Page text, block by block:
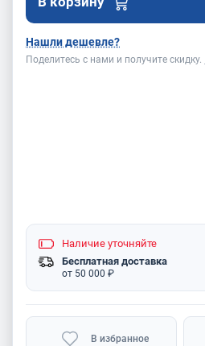
Нашли дешевле?
Поделитесь с нами и получите скидку.
Наличие уточняйте
Бесплатная доставка
от 50 000 ₽
В избранное